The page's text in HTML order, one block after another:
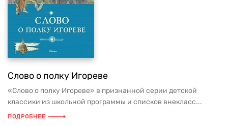
Слово о полку Игореве
«Слово о полку Игореве» в признанной серии детской
классики из школьной программы и списков внекласс...
ПОДРОБНЕЕ